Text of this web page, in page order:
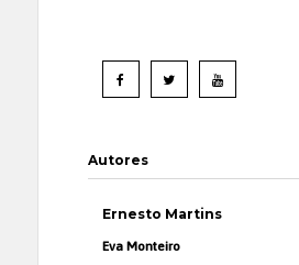
Autores
Ernesto Martins
Eva Monteiro